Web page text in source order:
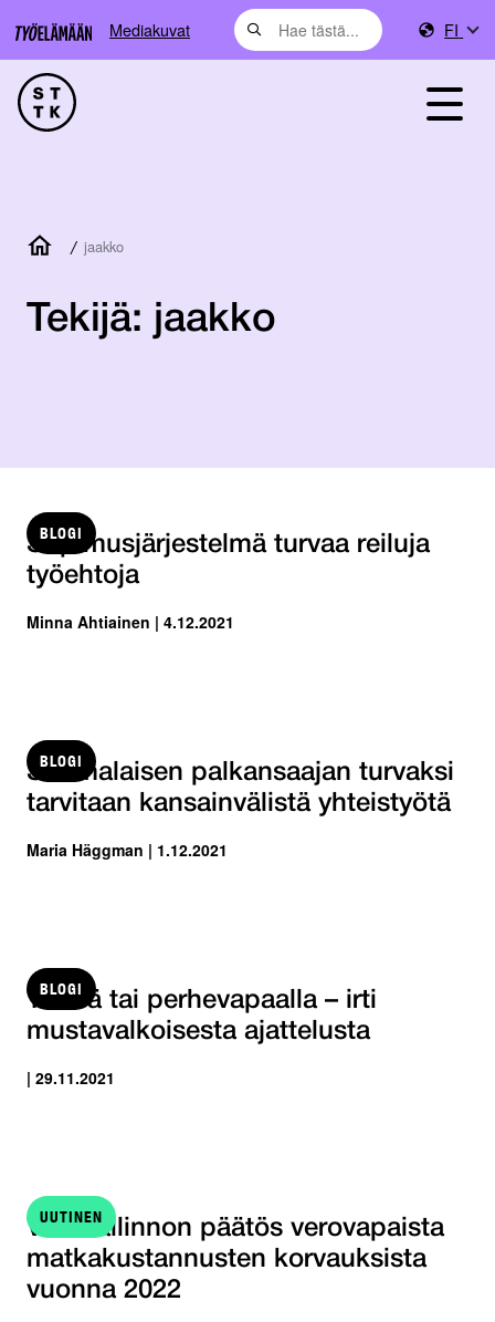
Mediakuvat FI
/ jaakko
Tekijä: jaakko
BLOGI
Sopimusjärjestelmä turvaa reiluja
työehtoja
Minna Ahtiainen | 4.12.2021
BLOGI
Suomalaisen palkansaajan turvaksi
tarvitaan kansainvälistä yhteistyötä
Maria Häggman | 1.12.2021
BLOGI
Töissä tai perhevapaalla – irti
mustavalkoisesta ajattelusta
| 29.11.2021
UUTINEN
Verohallinnon päätös verovapaista
matkakustannusten korvauksista
vuonna 2022